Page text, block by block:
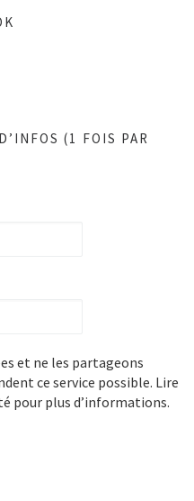
(1 FOIS PAR
et ne les partageons
ce service possible. Lire
pour plus d’informations.